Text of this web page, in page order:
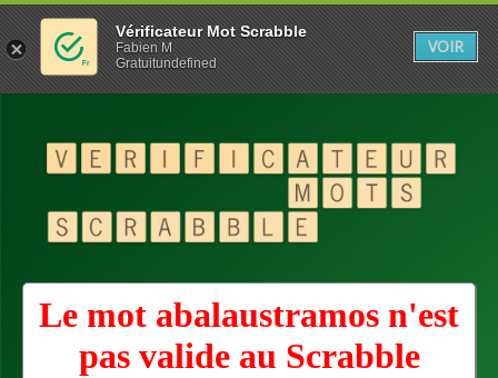
Le mot abalaustramos n'est
pas valide au Scrabble
Vérificateur Mot Scrabble
Fabien M
Gratuitundefined
VOIR